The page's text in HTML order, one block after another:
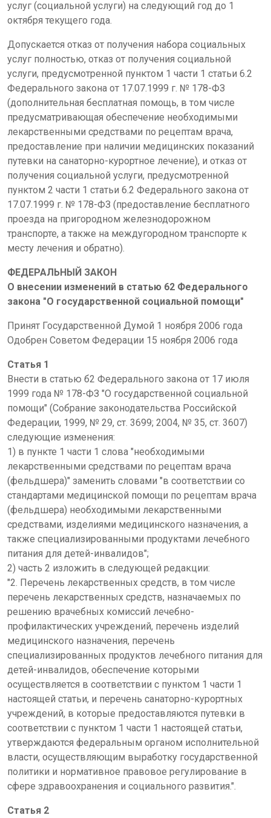
услуг (социальной услуги) на следующий год до 1
октября текущего года.
Допускается отказ от получения набора социальных
услуг полностью, отказ от получения социальной
услуги, предусмотренной пунктом 1 части 1 статьи 6.2
Федерального закона от 17.07.1999 г. № 178-ФЗ
(дополнительная бесплатная помощь, в том числе
предусматривающая обеспечение необходимыми
лекарственными средствами по рецептам врача,
предоставление при наличии медицинских показаний
путевки на санаторно-курортное лечение), и отказ от
получения социальной услуги, предусмотренной
пунктом 2 части 1 статьи 6.2 Федерального закона от
17.07.1999 г. № 178-ФЗ (предоставление бесплатного
проезда на пригородном железнодорожном
транспорте, а также на междугородном транспорте к
месту лечения и обратно).
ФЕДЕРАЛЬНЫЙ ЗАКОН
О внесении изменений в статью 62 Федерального
закона "О государственной социальной помощи"
Принят Государственной Думой 1 ноября 2006 года
Одобрен Советом Федерации 15 ноября 2006 года
Статья 1
Внести в статью б2 Федерального закона от 17 июля
1999 года № 178-ФЗ "О государственной социальной
помощи" (Собрание законодательства Российской
Федерации, 1999, № 29, ст. 3699; 2004, № 35, ст. 3607)
следующие изменения:
1) в пункте 1 части 1 слова "необходимыми
лекарственными средствами по рецептам врача
(фельдшера)" заменить словами "в соответствии со
стандартами медицинской помощи по рецептам врача
(фельдшера) необходимыми лекарственными
средствами, изделиями медицинского назначения, а
также специализированными продуктами лечебного
питания для детей-инвалидов";
2) часть 2 изложить в следующей редакции:
"2. Перечень лекарственных средств, в том числе
перечень лекарственных средств, назначаемых по
решению врачебных комиссий лечебно-
профилактических учреждений, перечень изделий
медицинского назначения, перечень
специализированных продуктов лечебного питания для
детей-инвалидов, обеспечение которыми
осуществляется в соответствии с пунктом 1 части 1
настоящей статьи, и перечень санаторно-курортных
учреждений, в которые предоставляются путевки в
соответствии с пунктом 1 части 1 настоящей статьи,
утверждаются федеральным органом исполнительной
власти, осуществляющим выработку государственной
политики и нормативное правовое регулирование в
сфере здравоохранения и социального развития.".
Статья 2